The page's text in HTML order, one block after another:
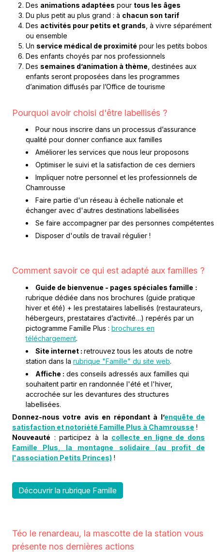
Des animations adaptées pour tous les âges
Du plus petit au plus grand : à chacun son tarif
Des activités pour petits et grands , à vivre séparément
ou ensemble
Un service médical de proximité pour les petits bobos
Des enfants choyés par nos professionnels
Des semaines d’animation à thème , destinées aux
enfants seront proposées dans les programmes
d’animation diffusés par l’Office de tourisme
Pourquoi avoir choisi d'être labellisés ?
Pour nous inscrire dans un processus d’assurance
qualité pour donner confiance aux familles
Améliorer les services que nous leur proposons
Optimiser le suivi et la satisfaction de ces derniers
Impliquer notre personnel et les professionnels de
Chamrousse
Faire partie d'un réseau à échelle nationale et
échanger avec d'autres destinations labellisées
Se faire accompagner par des personnes compétentes
Disposer d'outils de travail régulier !
Comment savoir ce qui est adapté aux familles ?
Guide de bienvenue - pages spéciales famille :
rubrique dédiée dans nos brochures (guide pratique
hiver et été) + les prestataires labellisés (restaurateurs,
hébergeurs, prestataires d’activité…) repérés par un
pictogramme Famille Plus : brochures en
téléchargement.
Site internet : retrouvez tous les atouts de notre
station dans la rubrique "Famille" du site web.
Affiche : des conseils adressés aux familles qui
souhaitent partir en randonnée l'été et l'hiver,
accrochée sur les devantures des structures
labellisées.
Donnez-nous votre avis en répondant à l’enquête de
satisfaction et notoriété Famille Plus à Chamrousse !
Nouveauté : participez à la collecte en ligne de dons
Famille Plus, la montagne solidaire (au profit de
l'association Petits Princes) !
Découvrir la rubrique Famille
Téo le renardeau, la mascotte de la station vous
présente nos dernières actions